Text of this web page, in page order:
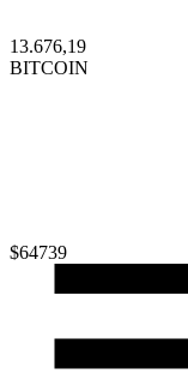
13.676,19
BITCOIN
$64739